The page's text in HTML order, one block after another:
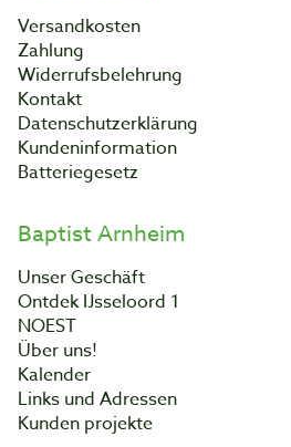
Versandkosten
Zahlung
Widerrufsbelehrung
Kontakt
Datenschutzerklärung
Kundeninformation
Batteriegesetz
Baptist Arnheim
Unser Geschäft
Ontdek IJsseloord 1
NOEST
Über uns!
Kalender
Links und Adressen
Kunden projekte